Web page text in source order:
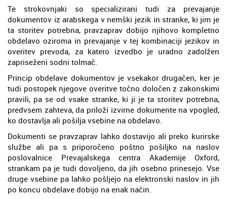
Te strokovnjaki so specializirani tudi za prevajanje
dokumentov iz arabskega v nemški jezik in stranke, ki jim je
ta storitev potrebna, pravzaprav dobijo njihovo kompletno
obdelavo oziroma in prevajanje v tej kombinaciji jezikov in
overitev prevoda, za katero izvedbo je uradno zadolžen
zapriseženi sodni tolmač.
Princip obdelave dokumentov je vsekakor drugačen, ker je
tudi postopek njegove overitve točno določen z zakonskimi
pravili, pa se od vsake stranke, ki ji je ta storitev potrebna,
predvsem zahteva, da priloži izvirne dokumente na vpogled,
ko dostavlja ali pošilja vsebine na obdelavo.
Dokumenti se pravzaprav lahko dostavijo ali preko kurirske
službe ali pa s priporočeno poštno pošiljko na naslov
poslovalnice Prevajalskega centra Akademije Oxford,
strankam pa je tudi dovoljeno, da jih osebno prinesejo. Vse
druge vsebine pa lahko pošljejo na elektronski naslov in jih
po koncu obdelave dobijo na enak način.